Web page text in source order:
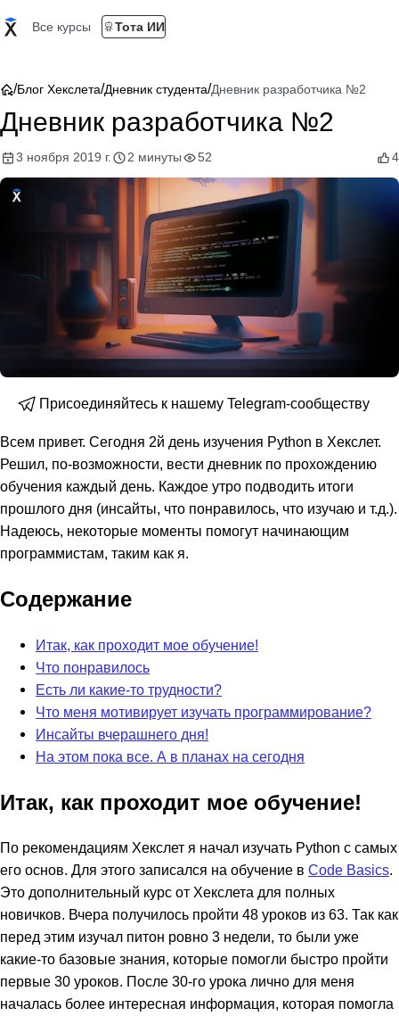
Все курсы Тота ИИ
/Блог Хекслета/Дневник студента/Дневник разработчика №2
Дневник разработчика №2
3 ноября 2019 г. 2 минуты 52 4
Присоединяйтесь к нашему Telegram-сообществу
Всем привет. Сегодня 2й день изучения Python в Хекслет.
Решил, по-возможности, вести дневник по прохождению
обучения каждый день. Каждое утро подводить итоги
прошлого дня (инсайты, что понравилось, что изучаю и т.д.).
Надеюсь, некоторые моменты помогут начинающим
программистам, таким как я.
Содержание
Итак, как проходит мое обучение!
Что понравилось
Есть ли какие-то трудности?
Что меня мотивирует изучать программирование?
Инсайты вчерашнего дня!
На этом пока все. А в планах на сегодня
Итак, как проходит мое обучение!
По рекомендациям Хекслет я начал изучать Python с самых
его основ. Для этого записался на обучение в Code Basics.
Это дополнительный курс от Хекслета для полных
новичков. Вчера получилось пройти 48 уроков из 63. Так как
перед этим изучал питон ровно 3 недели, то были уже
какие-то базовые знания, которые помогли быстро пройти
первые 30 уроков. После 30-го урока лично для меня
началась более интересная информация, которая помогла